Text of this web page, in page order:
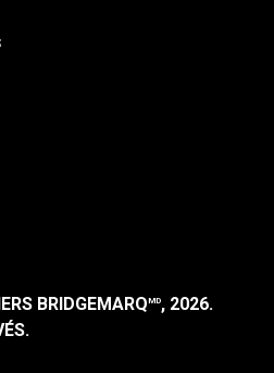
BRIDGEMARQMD, 2026.